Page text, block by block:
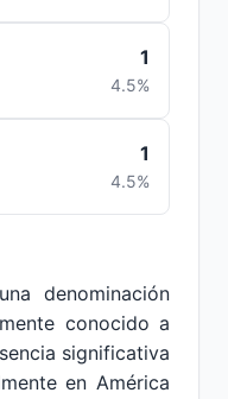
1
4.5%
1
4.5%
denominación
conocido a
significativa
en América